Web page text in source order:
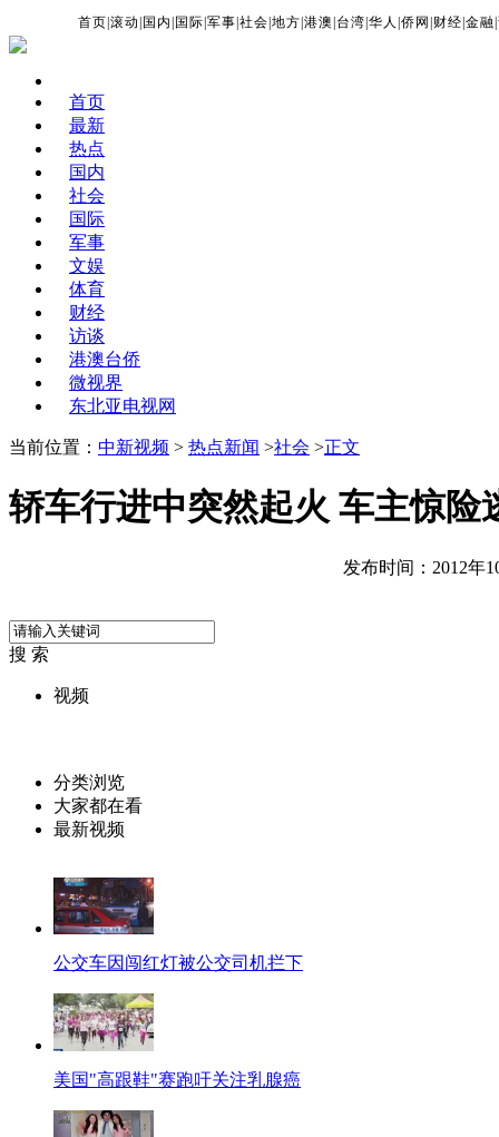
首页 |滚动 国内 国际 |军事 |社会 |地方 |港澳 台湾 |华人 |侨网 财经 |金融 |
首页
最新
热点
国内
社会
国际
军事
文娱
体育
财经
访谈
港澳台侨
微视界
东北亚电视网
当前位置： 中新视频 > 热点新闻 >社会 >正文
轿车行进中突然起火 车主惊险
发布时间：2012年
搜 索
视频
分类浏览
大家都在看
最新视频
公交车因闯红灯被公交司机拦下
美国"高跟鞋"赛跑吁关注乳腺癌